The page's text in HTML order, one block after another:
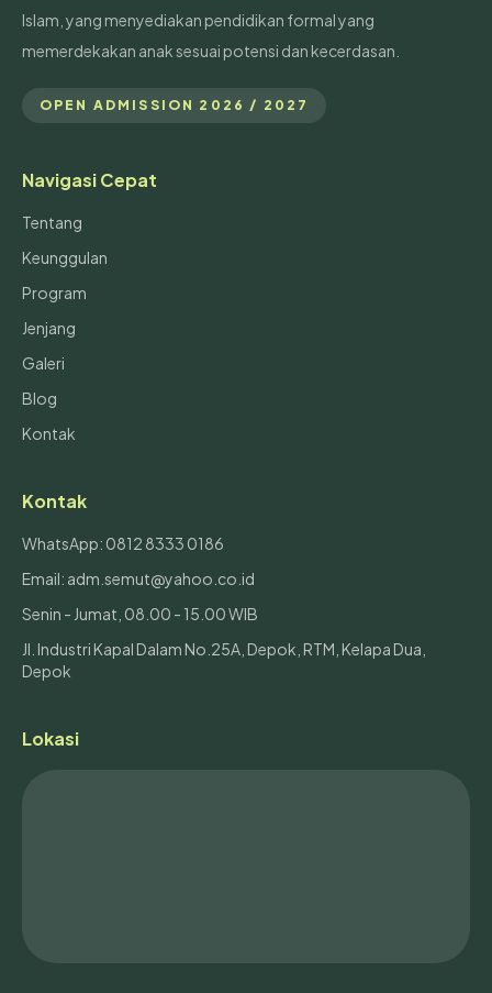
Islam, yang menyediakan pendidikan formal yang
memerdekakan anak sesuai potensi dan kecerdasan.
OPEN ADMISSION 2026 / 2027
Navigasi Cepat
Tentang
Keunggulan
Program
Jenjang
Galeri
Blog
Kontak
Kontak
WhatsApp: 0812 8333 0186
Email: adm.semut@yahoo.co.id
Senin - Jumat, 08.00 - 15.00 WIB
Jl. Industri Kapal Dalam No.25A, Depok, RTM, Kelapa Dua,
Depok
Lokasi